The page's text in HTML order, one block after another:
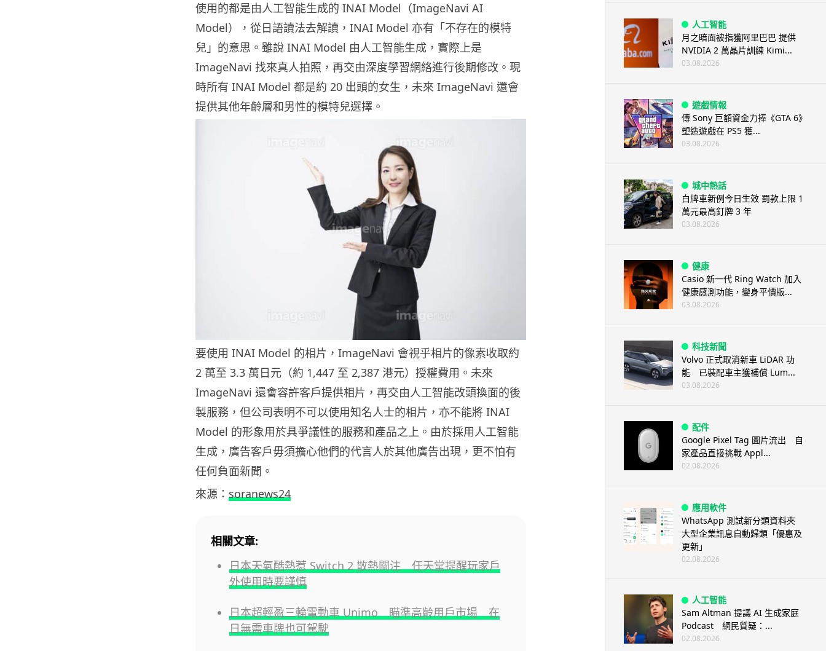
使用的都是由人工智能生成的 INAI Model（ImageNavi AI
Model），從日語讀法去解讀，INAI Model 亦有「不存在的模特
兒」的意思。雖說 INAI Model 由人工智能生成，實際上是
ImageNavi 找來真人拍照，再交由深度學習網絡進行後期修改。現
時所有 INAI Model 都是約 20 出頭的女生，未來 ImageNavi 還會
提供其他年齡層和男性的模特兒選擇。
要使用 INAI Model 的相片，ImageNavi 會視乎相片的像素收取約
2 萬至 3.3 萬日元（約 1,447 至 2,387 港元）授權費用。未來
ImageNavi 還會容許客戶提供相片，再交由人工智能改頭換面的後
製服務，但公司表明不可以使用知名人士的相片，亦不能將 INAI
Model 的形象用於具爭議性的服務和產品之上。由於採用人工智能
生成，廣告客戶毋須擔心他們的代言人於其他廣告出現，更不怕有
任何負面新聞。
來源： soranews24
相關文章:
日本天氣酷熱惹 Switch 2 散熱關注 任天堂提醒玩家戶
外使用時要謹慎
日本超輕盈三輪電動車 Unimo 瞄準高齡用戶市場 在
日無需車牌也可駕駛
人工智能
月之暗面被指獲阿里巴巴 提供
NVIDIA 2 萬晶片訓練 Kimi...
03.08.2026
遊戲情報
傳 Sony 巨額資金力捧《GTA 6》
塑造遊戲在 PS5 獲...
03.08.2026
城中熱話
白牌車新例今日生效 罰款上限 1
萬元最高釘牌 3 年
03.08.2026
健康
Casio 新一代 Ring Watch 加入
健康感測功能，變身平價版...
03.08.2026
科技新聞
Volvo 正式取消新車 LiDAR 功
能 已裝配車主獲補償 Lum...
03.08.2026
配件
Google Pixel Tag 圖片流出 自
家產品直接挑戰 Appl...
02.08.2026
應用軟件
WhatsApp 測試新分類資料夾
大型企業訊息自動歸類「優惠及
更新」
02.08.2026
人工智能
Sam Altman 提議 AI 生成家庭
Podcast 網民質疑：...
02.08.2026